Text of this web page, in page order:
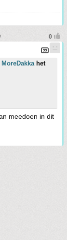
MoreDakkahet
meedoen in dit